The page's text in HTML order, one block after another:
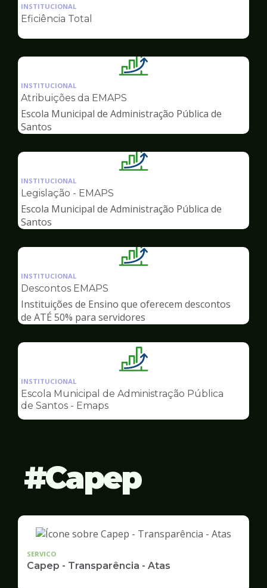
Gestão
INSTITUCIONAL
Eficiência Total
Ilustração
de
Gestão
INSTITUCIONAL
Atribuições da EMAPS
Escola Municipal de Administração Pública de
Santos
Ilustração
de
Gestão
INSTITUCIONAL
Legislação - EMAPS
Escola Municipal de Administração Pública de
Santos
Ilustração
Gestão
INSTITUCIONAL
Descontos EMAPS
Instituições de Ensino que oferecem descontos
de ATÉ 50% para servidores
Ilustração
pagina
Gestão
INSTITUCIONAL
Escola Municipal de Administração Pública
de Santos - Emaps
Capep
SERVICO
Capep - Transparência - Atas